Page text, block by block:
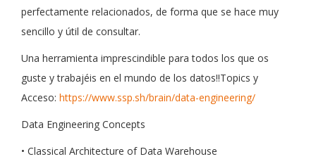
perfectamente relacionados, de forma que se hace muy
sencillo y útil de consultar.
Una herramienta imprescindible para todos los que os
guste y trabajéis en el mundo de los datos!!Topics y
Acceso: https://www.ssp.sh/brain/data-engineering/
Data Engineering Concepts
• Classical Architecture of Data Warehouse